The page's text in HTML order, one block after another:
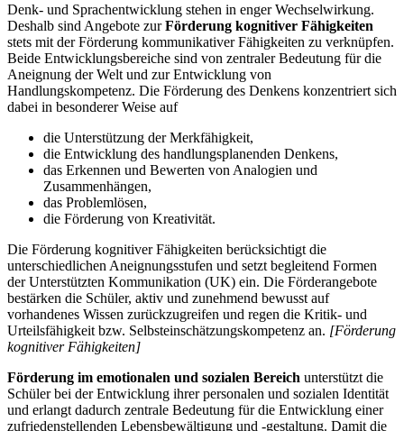
Denk- und Sprachentwicklung stehen in enger Wechselwirkung.
Deshalb sind Angebote zurFörderung kognitiver Fähigkeiten
stets mit der Förderung kommunikativer Fähigkeiten zu verknüpfen.
Beide Entwicklungsbereiche sind von zentraler Bedeutung für die
Aneignung der Welt und zur Entwicklung von
Handlungskompetenz. Die Förderung des Denkens konzentriert sich
dabei in besonderer Weise auf
die Unterstützung der Merkfähigkeit,
die Entwicklung des handlungsplanenden Denkens,
das Erkennen und Bewerten von Analogien und
Zusammenhängen,
das Problemlösen,
die Förderung von Kreativität.
Die Förderung kognitiver Fähigkeiten berücksichtigt die
unterschiedlichen Aneignungsstufen und setzt begleitend Formen
der Unterstützten Kommunikation (UK) ein. Die Förderangebote
bestärken die Schüler, aktiv und zunehmend bewusst auf
vorhandenes Wissen zurückzugreifen und regen die Kritik- und
Urteilsfähigkeit bzw. Selbsteinschätzungskompetenz an. [Förderung
kognitiver Fähigkeiten]
Förderung im emotionalen und sozialen Bereich unterstützt die
Schüler bei der Entwicklung ihrer personalen und sozialen Identität
und erlangt dadurch zentrale Bedeutung für die Entwicklung einer
zufriedenstellenden Lebensbewältigung und -gestaltung. Damit die